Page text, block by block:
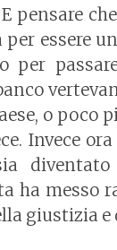
pensare
per essere
per
o poco
Invece
ha messo
giustizia e